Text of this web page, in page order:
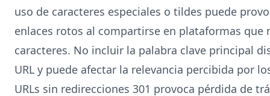
uso de caracteres especiales o tildes puede
enlaces rotos al compartirse en plataformas que
caracteres. No incluir la palabra clave principal
URL y puede afectar la relevancia percibida por
URLs sin redirecciones 301 provoca pérdida de